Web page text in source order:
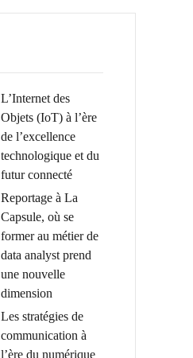
L’Internet des
Objets (IoT) à l’ère
de l’excellence
technologique et du
futur connecté
Reportage à La
Capsule, où se
former au métier de
data analyst prend
une nouvelle
dimension
Les stratégies de
communication à
l’ère du numérique